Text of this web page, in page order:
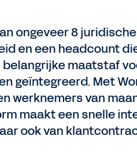
ongeveer 8
en een headcount
belangrijke maatstaf
geïntegreerd. Met
werknemers van
maakt een snelle
ook van